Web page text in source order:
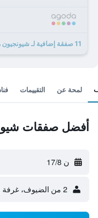
11 صفقة إضافية لـ شيونجيون هوتل
لمحة عن التقييمات
أفضل صفقات
ن 17/8
2 من الضيوف، غرفة واحدة